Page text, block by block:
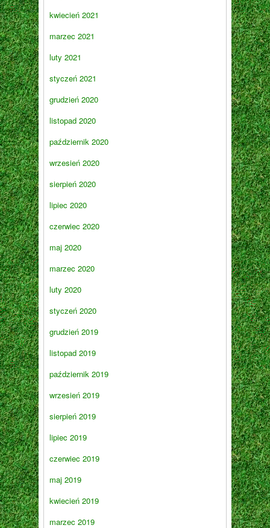
kwiecień 2021
marzec 2021
luty 2021
styczeń 2021
grudzień 2020
listopad 2020
październik 2020
wrzesień 2020
sierpień 2020
lipiec 2020
czerwiec 2020
maj 2020
marzec 2020
luty 2020
styczeń 2020
grudzień 2019
listopad 2019
październik 2019
wrzesień 2019
sierpień 2019
lipiec 2019
czerwiec 2019
maj 2019
kwiecień 2019
marzec 2019